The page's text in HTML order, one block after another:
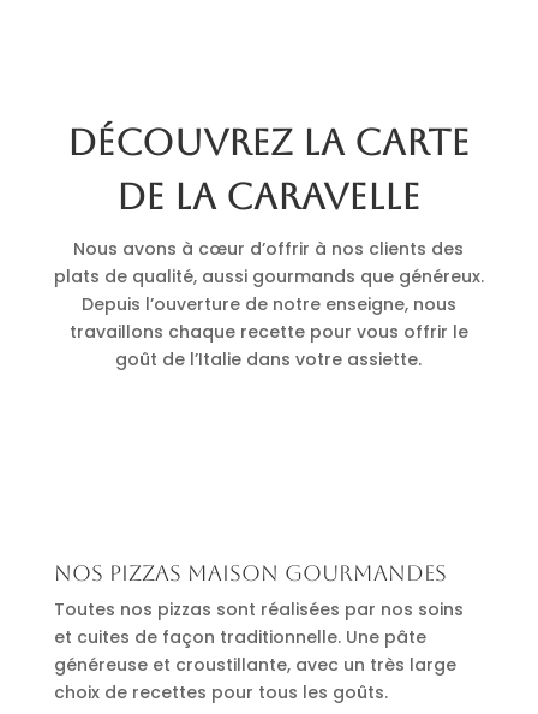
Découvrez la carte
de La Caravelle
Nous avons à cœur d’offrir à nos clients des
plats de qualité, aussi gourmands que généreux.
Depuis l’ouverture de notre enseigne, nous
travaillons chaque recette pour vous offrir le
goût de l’Italie dans votre assiette.
Nos pizzas maison gourmandes
Toutes nos pizzas sont réalisées par nos soins
et cuites de façon traditionnelle. Une pâte
généreuse et croustillante, avec un très large
choix de recettes pour tous les goûts.